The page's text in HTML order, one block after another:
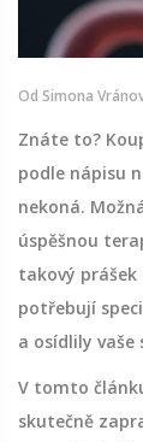
Od Simona
Znáte to?
podle nápisu
nekoná.
úspěšnou
takový
potřebují
a osídlily vaše
V tomto
skutečně